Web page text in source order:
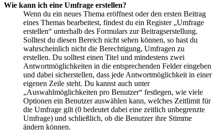
Wie kann ich eine Umfrage erstellen?
Wenn du ein neues Thema eröffnest oder den ersten Beitrag
eines Themas bearbeitest, findest du ein Register „Umfrage
erstellen“ unterhalb des Formulars zur Beitragserstellung.
Solltest du diesen Bereich nicht sehen können, so hast du
wahrscheinlich nicht die Berechtigung, Umfragen zu
erstellen. Du solltest einen Titel und mindestens zwei
Antwortmöglichkeiten in die entsprechenden Felder eingeben
und dabei sicherstellen, dass jede Antwortmöglichkeit in einer
eigenen Zeile steht. Du kannst auch unter
„Auswahlmöglichkeiten pro Benutzer“ festlegen, wie viele
Optionen ein Benutzer auswählen kann, welches Zeitlimit für
die Umfrage gilt (0 bedeutet dabei eine zeitlich unbegrenzte
Umfrage) und schließlich, ob die Benutzer ihre Stimme
ändern können.